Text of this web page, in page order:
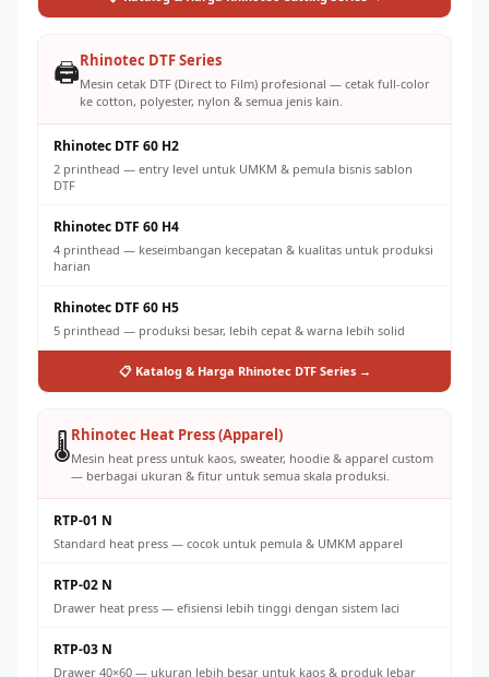
🖨️Rhinotec DTF Series
Mesin cetak DTF (Direct to Film) profesional — cetak full-color
ke cotton, polyester, nylon & semua jenis kain.
Rhinotec DTF 60 H2
2 printhead — entry level untuk UMKM & pemula bisnis sablon
DTF
Rhinotec DTF 60 H4
4 printhead — keseimbangan kecepatan & kualitas untuk produksi
harian
Rhinotec DTF 60 H5
5 printhead — produksi besar, lebih cepat & warna lebih solid
📋 Katalog & Harga Rhinotec DTF Series →
🌡️Rhinotec Heat Press (Apparel)
Mesin heat press untuk kaos, sweater, hoodie & apparel custom
— berbagai ukuran & fitur untuk semua skala produksi.
RTP-01 N
Standard heat press — cocok untuk pemula & UMKM apparel
RTP-02 N
Drawer heat press — efisiensi lebih tinggi dengan sistem laci
RTP-03 N
Drawer 40×60 — ukuran lebih besar untuk kaos & produk lebar